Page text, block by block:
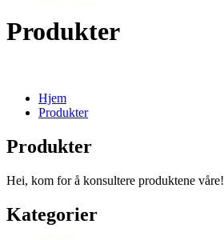
Produkter
Hjem
Produkter
Produkter
Hei, kom for å konsultere produktene våre!
Kategorier